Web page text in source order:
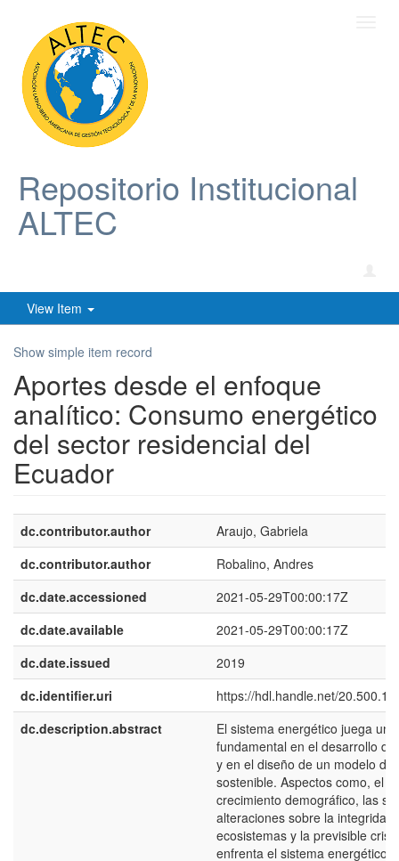
Repositorio Institucional
ALTEC
View Item
Show simple item record
Aportes desde el enfoque
analítico: Consumo energético
del sector residencial del
Ecuador
dc.contributor.author
Araujo, Gabriela
dc.contributor.author
Robalino, Andres
dc.date.accessioned
2021-05-29T00:00:17Z
dc.date.available
2021-05-29T00:00:17Z
dc.date.issued
2019
dc.identifier.uri
https://hdl.handle.net/
dc.description.abstract
El sistema energético juega un
fundamental en el desarrollo
y en el diseño de un modelo de
sostenible. Aspectos como, el
crecimiento demográfico, las
alteraciones sobre la integridad
ecosistemas y la previsible
enfrenta el sistema energético